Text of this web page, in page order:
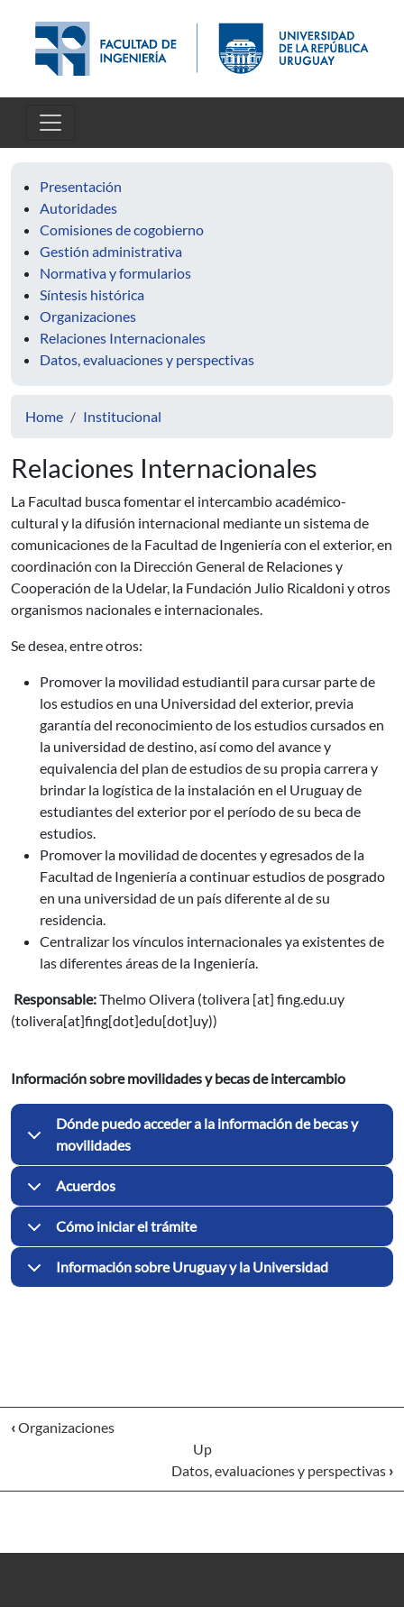
Presentación
Autoridades
Comisiones de cogobierno
Gestión administrativa
Normativa y formularios
Síntesis histórica
Organizaciones
Relaciones Internacionales
Datos, evaluaciones y perspectivas
Home Institucional
Relaciones Internacionales
La Facultad busca fomentar el intercambio académico-
cultural y la difusión internacional mediante un sistema de
comunicaciones de la Facultad de Ingeniería con el exterior, en
coordinación con la Dirección General de Relaciones y
Cooperación de la Udelar, la Fundación Julio Ricaldoni y otros
organismos nacionales e internacionales.
Se desea, entre otros:
Promover la movilidad estudiantil para cursar parte de
los estudios en una Universidad del exterior, previa
garantía del reconocimiento de los estudios cursados en
la universidad de destino, así como del avance y
equivalencia del plan de estudios de su propia carrera y
brindar la logística de la instalación en el Uruguay de
estudiantes del exterior por el período de su beca de
estudios.
Promover la movilidad de docentes y egresados de la
Facultad de Ingeniería a continuar estudios de posgrado
en una universidad de un país diferente al de su
residencia.
Centralizar los vínculos internacionales ya existentes de
las diferentes áreas de la Ingeniería.
Responsable:Thelmo Olivera (tolivera [at] fing.edu.uy
(tolivera[at]fing[dot]edu[dot]uy))
Información sobre movilidades y becas de intercambio
Dónde puedo acceder a la información de becas y
movilidades
Acuerdos
Cómo iniciar el trámite
Información sobre Uruguay y la Universidad
‹Organizaciones
Up
Datos, evaluaciones y perspectivas ›